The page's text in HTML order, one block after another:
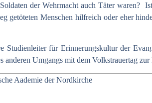
der Wehrmacht auch Täter waren?
getöteten Menschen hilfreich oder eher
Studienleiter für Erinnerungskultur der
anderen Umgangs mit dem Volkstrauertag zur
Aademie der Nordkirche